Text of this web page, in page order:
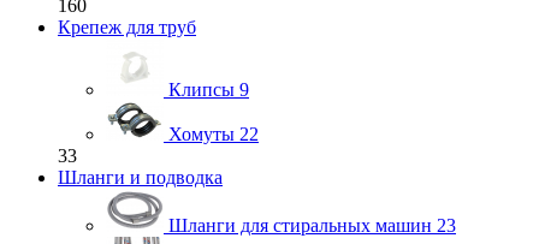
160
Крепеж для труб
Клипсы 9
Хомуты 22
33
Шланги и подводка
Шланги для стиральных машин 23